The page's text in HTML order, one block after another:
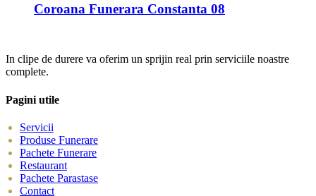
Coroana Funerara Constanta 08
In clipe de durere va oferim un sprijin real prin serviciile noastre
complete.
Pagini utile
Servicii
Produse Funerare
Pachete Funerare
Restaurant
Pachete Parastase
Contact